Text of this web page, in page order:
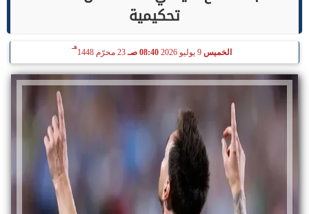
تحكيمية
الخميس 08:40 صـ 23 محرّم 1448
هـ